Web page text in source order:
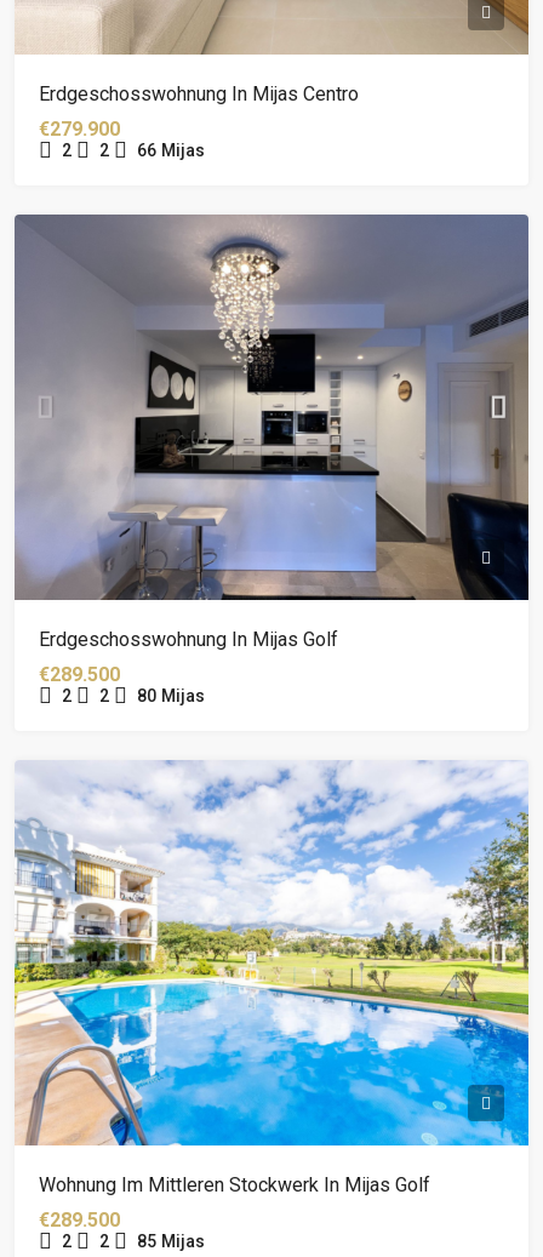
Erdgeschosswohnung In Mijas Centro
€279.900
2 2 66 Mijas
Erdgeschosswohnung In Mijas Golf
€289.500
2 2 80 Mijas
Wohnung Im Mittleren Stockwerk In Mijas Golf
€289.500
2 2 85 Mijas